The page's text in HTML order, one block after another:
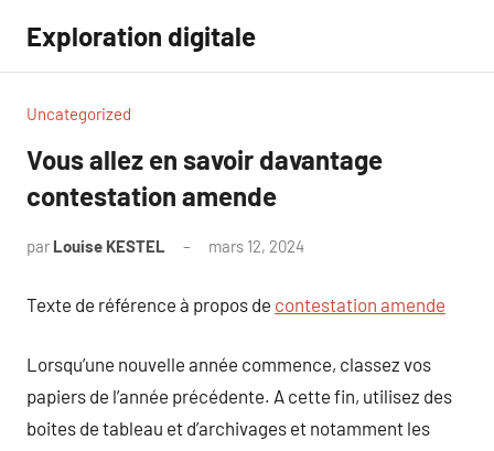
contenu
Exploration digitale
Uncategorized
Vous allez en savoir davantage
contestation amende
par Louise KESTEL mars 12, 2024
Texte de référence à propos de contestation amende
Lorsqu’une nouvelle année commence, classez vos
papiers de l’année précédente. A cette fin, utilisez des
boites de tableau et d’archivages et notamment les